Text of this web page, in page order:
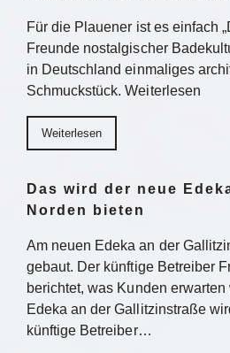
Für die Plauener ist es einfach
Freunde nostalgischer
in Deutschland einmaliges
Schmuckstück. Weiterlesen
Weiterlesen
Das wird der neue
Norden bieten
Am neuen Edeka an der
gebaut. Der künftige Betreiber
berichtet, was Kunden
Edeka an der Gallitzinstraße
künftige Betreiber…